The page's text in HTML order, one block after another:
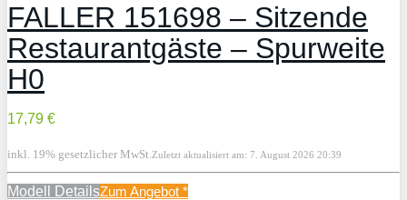
FALLER 151698 – Sitzende
Restaurantgäste – Spurweite
H0
17,79 €
inkl. 19% gesetzlicher MwSt.Zuletzt aktualisiert am: 7. August 2026 20:39
Modell DetailsZum Angebot *